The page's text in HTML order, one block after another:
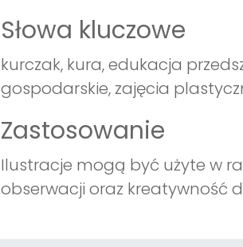
Słowa kluczowe
kurczak, kura, edukacja
gospodarskie, zajęcia
Zastosowanie
Ilustracje mogą być użyte w
obserwacji oraz kreatywność